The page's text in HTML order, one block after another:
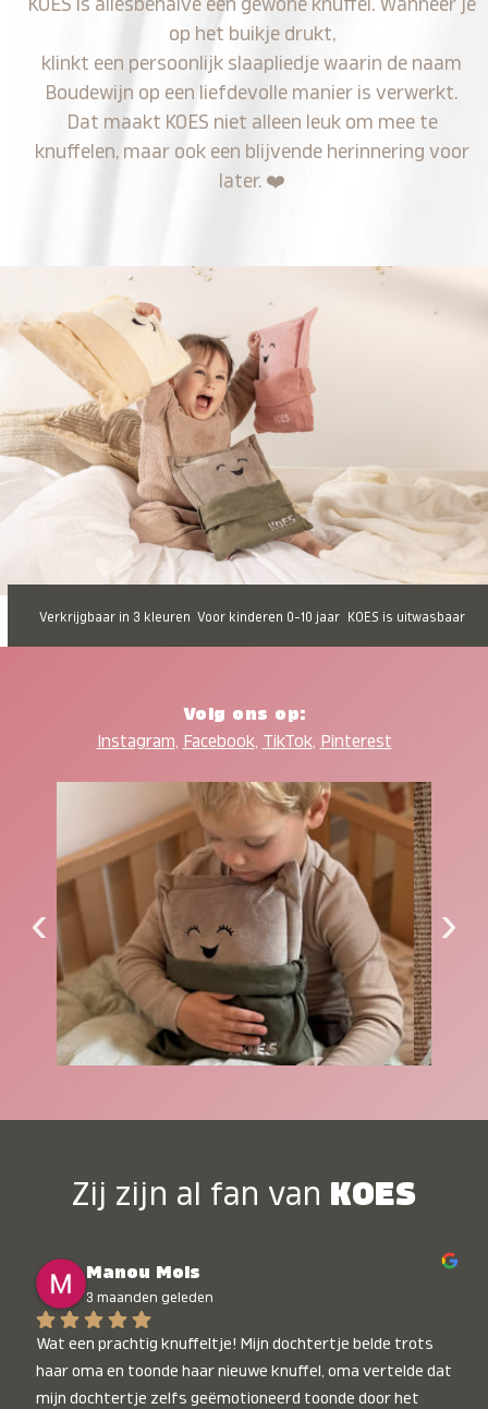
KOES is allesbehalve een gewone knuffel. Wanneer je
op het buikje drukt,
klinkt een persoonlijk slaapliedje waarin de naam
Boudewijn op een liefdevolle manier is verwerkt.
Dat maakt KOES niet alleen leuk om mee te
knuffelen, maar ook een blijvende herinnering voor
later. ❤️
Verkrijgbaar in 3 kleuren Voor kinderen 0-10 jaar KOES is uitwasbaar
Volg ons op:
Instagram, Facebook, TikTok, Pinterest
‹ ›
Zij zijn al fan van KOES
Manou Mols
3 maanden geleden
Wat een prachtig knuffeltje! Mijn dochtertje belde trots
haar oma en toonde haar nieuwe knuffel, oma vertelde dat
mijn dochtertje zelfs geëmotioneerd toonde door het